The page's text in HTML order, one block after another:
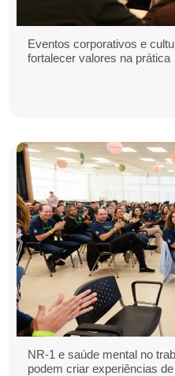
Eventos corporativos e
fortalecer valores na prática
NR-1 e saúde mental no
podem criar experiências